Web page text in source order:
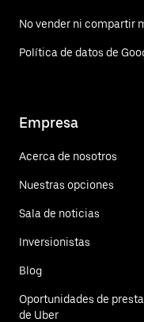
No vender ni compartir
Política de datos de
Empresa
Acerca de nosotros
Nuestras opciones
Sala de noticias
Inversionistas
Blog
Oportunidades de
de Uber